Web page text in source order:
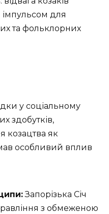
для
та фольклорних
у соціальному
здобутків,
козацтва як
особливий вплив
Запорізька Січ
з обмеженою